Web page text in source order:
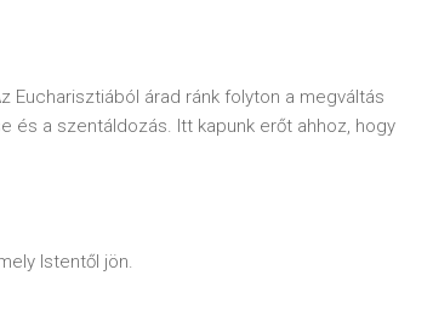
Eucharisztiából árad ránk folyton a megváltás
és a szentáldozás. Itt kapunk erőt ahhoz, hogy
Istentől jön.